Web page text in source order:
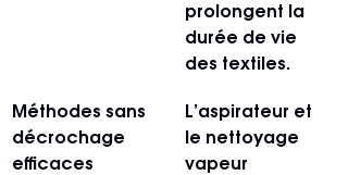
prolongent la
durée de vie
des textiles.
Méthodes sans
décrochage
efficaces
L’aspirateur et
le nettoyage
vapeur